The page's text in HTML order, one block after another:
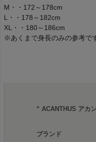
M・・172～178cm
L・・178～182cm
XL・・180～186cm
※あくまで身長のみの参考で
“ ACANTHUS アカ
ブランド